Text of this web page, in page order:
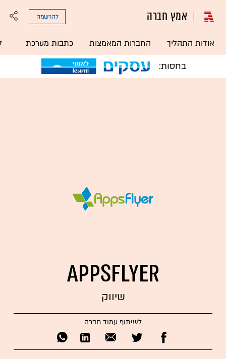
אמץ חברה
אודות התהליך החברות המאמצות כתבות מערכת
להרשמה
בחסות:
AppsFlyer
שיווק
לשיתוף עמוד חברה